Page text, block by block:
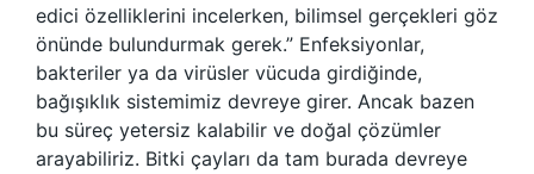
edici özelliklerini incelerken, bilimsel gerçekleri göz
önünde bulundurmak gerek.” Enfeksiyonlar,
bakteriler ya da virüsler vücuda girdiğinde,
bağışıklık sistemimiz devreye girer. Ancak bazen
bu süreç yetersiz kalabilir ve doğal çözümler
arayabiliriz. Bitki çayları da tam burada devreye